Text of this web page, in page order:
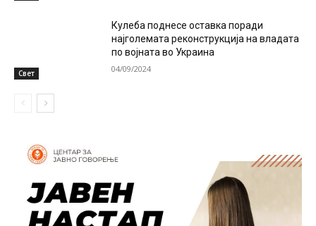
Свет
Кулеба поднесе оставка поради
најголемата реконструкција на владата
по војната во Украина
04/09/2024